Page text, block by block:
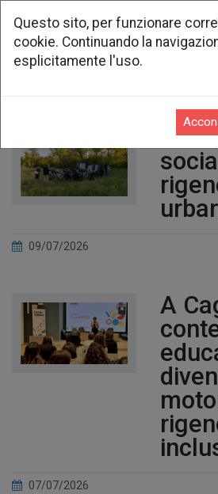
dai Soci
09/07/2026
A
07/07/2026
Questo sito, per funzionare
cookie. Continuando la
esplicitamente l'uso.